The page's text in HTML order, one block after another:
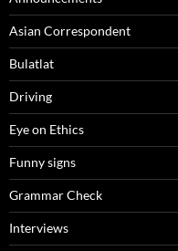
Asian Correspondent
Bulatlat
Driving
Eye on Ethics
Funny signs
Grammar Check
Interviews